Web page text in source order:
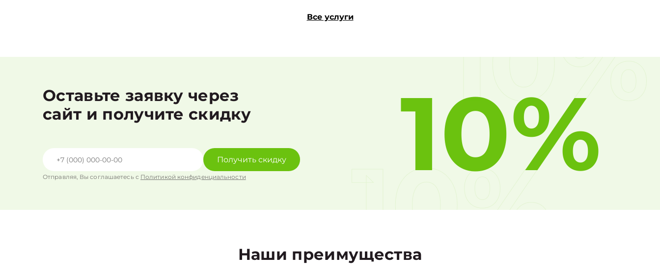
Все услуги
Оставьте заявку через
сайт и получите скидку
Получить скидку
Отправляя, Вы соглашаетесь с Политикой конфиденциальности 10%
10%
10%
Наши преимущества